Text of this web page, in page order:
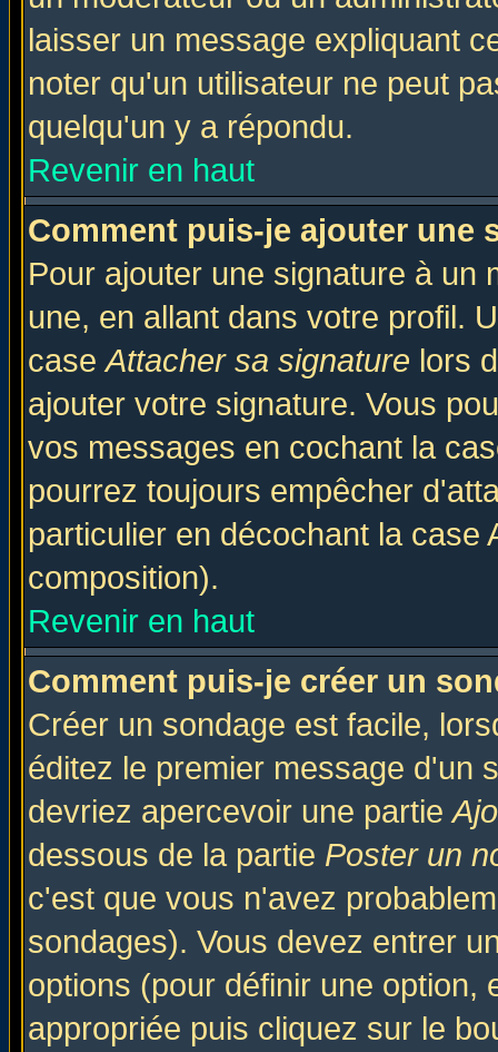
laisser un message expliquant
noter qu'un utilisateur ne peut
quelqu'un y a répondu.
Revenir en haut
Comment puis-je ajouter une
Pour ajouter une signature à un
une, en allant dans votre profil.
caseAttacher sa signature lors
ajouter votre signature. Vous
vos messages en cochant la
pourrez toujours empêcher
particulier en décochant la
composition).
Revenir en haut
Comment puis-je créer un
Créer un sondage est facile,
éditez le premier message d'un
devriez apercevoir une partie
dessous de la partie Poster un
c'est que vous n'avez
sondages). Vous devez entrer
options (pour définir une option,
appropriée puis cliquez sur le